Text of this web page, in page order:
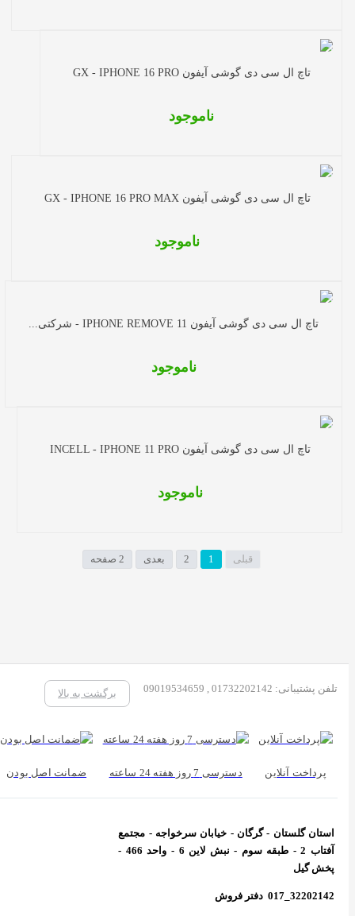
تاچ ال سی دی گوشی آیفون GX - IPHONE 16 PRO
ناموجود
تاچ ال سی دی گوشی آیفون GX - IPHONE 16 PRO MAX
ناموجود
تاچ ال سی دی گوشی آیفون IPHONE REMOVE 11 - شرکتی...
ناموجود
تاچ ال سی دی گوشی آیفون INCELL - IPHONE 11 PRO
ناموجود
قبلی بعدی
تلفن پشتیبانی: 01732202142 , 09019534659 برگشت به بالا
پرداخت آنلاین دسترسی 7 روز هفته 24 ساعته ضمانت اصل بودن
استان گلستان - گرگان - خیابان سرخواجه - مجتمع
آفتاب 2 - طبقه سوم - نبش لاین 6 - واحد 466 -
پخش گیل
32202142_017 دفتر فروش